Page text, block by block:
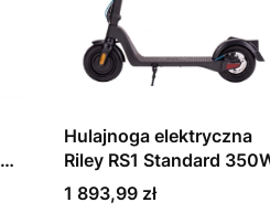
Hulajnoga elektryczna
Riley RS1 Standard
Cena
1 893,99 zł